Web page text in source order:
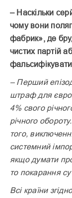
– Наскільки
чому вони
фабрик», де
чистих партій
– Перший
штраф для
4% свого
річного
того,
системний
якщо думати
то покарання
Всі країни